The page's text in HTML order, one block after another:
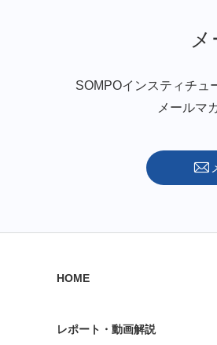
SOMPOインスティチュ
メールマ
HOME
レポート・動画解説